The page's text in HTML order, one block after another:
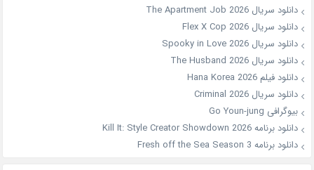
دانلود سریال The Apartment Job 2026
دانلود سریال Flex X Cop 2026
دانلود سریال Spooky in Love 2026
دانلود سریال The Husband 2026
دانلود فیلم Hana Korea 2026
دانلود سریال Criminal 2026
بیوگرافی Go Youn-jung
دانلود برنامه Kill It: Style Creator Showdown 2026
دانلود برنامه Fresh off the Sea Season 3